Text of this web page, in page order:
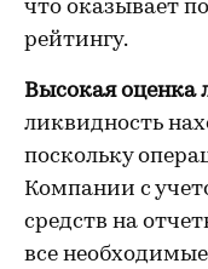
что оказывает
рейтингу.
Высокая оценка
ликвидность
поскольку
Компании с
средств на
все